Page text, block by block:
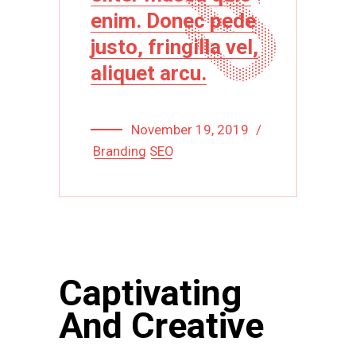
enim. Donec pede
justo, fringilla vel,
aliquet arcu.
November 19, 2019
Branding SEO
Captivating
And Creative